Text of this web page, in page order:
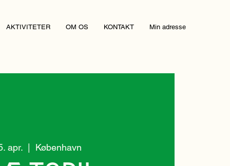
AKTIVITETER OM OS KONTAKT Min adresse
apr.
  |
København